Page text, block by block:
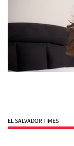
EL SALVADOR TIMES